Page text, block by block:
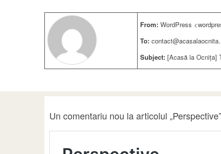
From: WordPress
To:
Subject: [Acasă la Ocnița]
Un comentariu nou la articolul